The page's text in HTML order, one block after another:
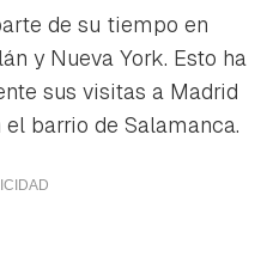
de su tiempo en
y Nueva York. Esto ha
sus visitas a Madrid
barrio de Salamanca.